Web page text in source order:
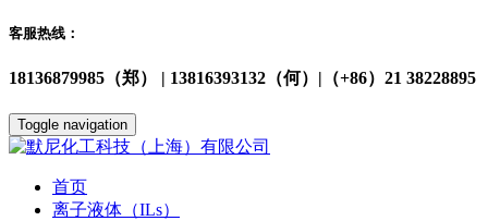
客服热线：
18136879985（郑） | 13816393132（何）|（+86）21 38228895
Toggle navigation
首页
离子液体（ILs）